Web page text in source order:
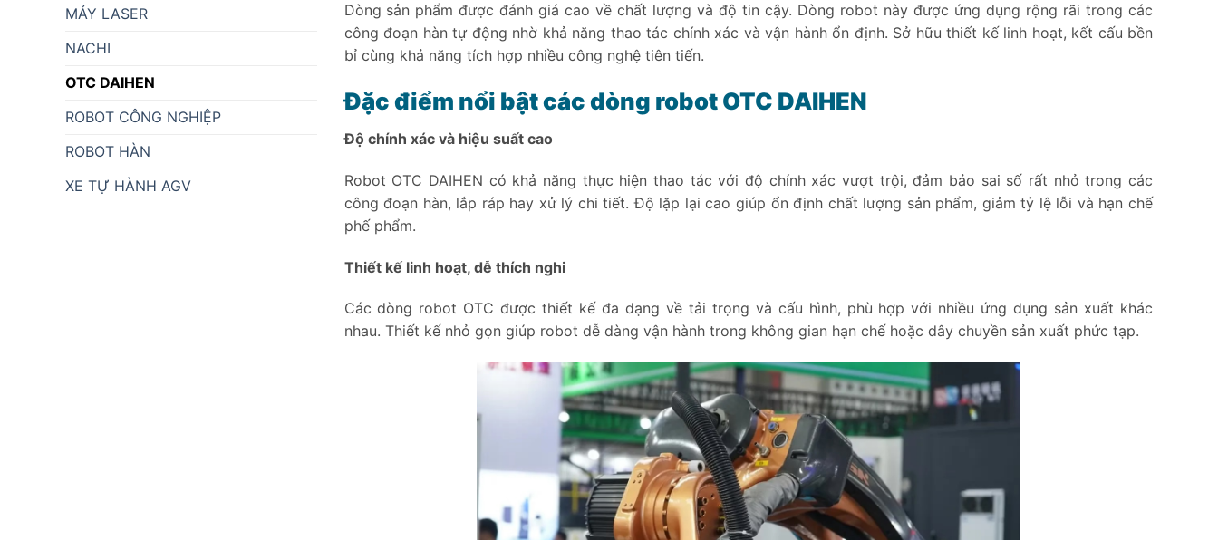
MÁY LASER
NACHI
OTC DAIHEN
ROBOT CÔNG NGHIỆP
ROBOT HÀN
XE TỰ HÀNH AGV
Dòng sản phẩm được đánh giá cao về chất lượng và độ tin cậy. Dòng robot này được ứng dụng rộng rãi trong các
công đoạn hàn tự động nhờ khả năng thao tác chính xác và vận hành ổn định. Sở hữu thiết kế linh hoạt, kết cấu bền
bỉ cùng khả năng tích hợp nhiều công nghệ tiên tiến.
Đặc điểm nổi bật các dòng robot OTC DAIHEN
Độ chính xác và hiệu suất cao
Robot OTC DAIHEN có khả năng thực hiện thao tác với độ chính xác vượt trội, đảm bảo sai số rất nhỏ trong các
công đoạn hàn, lắp ráp hay xử lý chi tiết. Độ lặp lại cao giúp ổn định chất lượng sản phẩm, giảm tỷ lệ lỗi và hạn chế
phế phẩm.
Thiết kế linh hoạt, dễ thích nghi
Các dòng robot OTC được thiết kế đa dạng về tải trọng và cấu hình, phù hợp với nhiều ứng dụng sản xuất khác
nhau. Thiết kế nhỏ gọn giúp robot dễ dàng vận hành trong không gian hạn chế hoặc dây chuyền sản xuất phức tạp.